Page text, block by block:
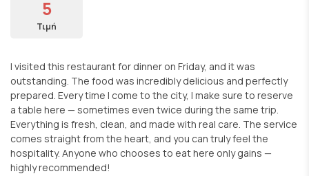
5
Τιμή
I visited this restaurant for dinner on Friday, and it was
outstanding. The food was incredibly delicious and perfectly
prepared. Every time I come to the city, I make sure to reserve
a table here — sometimes even twice during the same trip.
Everything is fresh, clean, and made with real care. The service
comes straight from the heart, and you can truly feel the
hospitality. Anyone who chooses to eat here only gains —
highly recommended!